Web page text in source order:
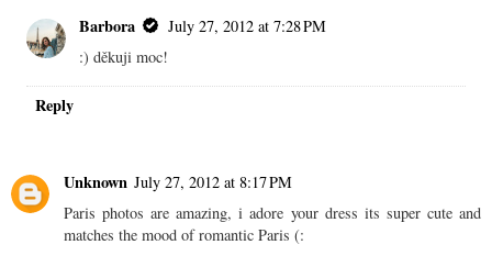
Barbora
July 27, 2012 at 7:28 PM
:) děkuji moc!
Reply
Unknown July 27, 2012 at 8:17 PM
Paris photos are amazing, i adore your dress its super cute and
matches the mood of romantic Paris (: